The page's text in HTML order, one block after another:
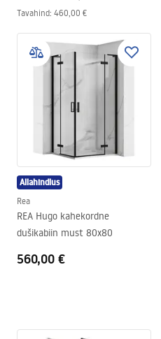
Tavahind: 460,00 €
Allahindlus
Rea
REA Hugo kahekordne
dušikabiin must 80x80
560,00 €